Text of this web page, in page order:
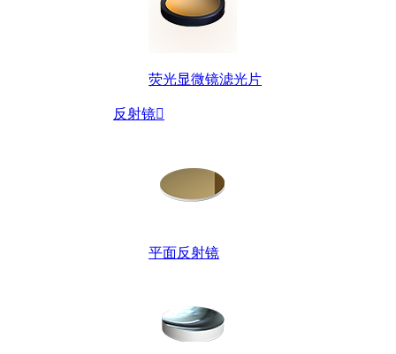
荧光显微镜滤光片
反射镜
平面反射镜